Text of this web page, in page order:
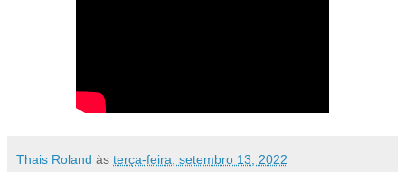
Thais Roland às terça-feira, setembro 13, 2022